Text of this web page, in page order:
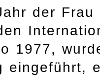
der
1977,
eingeführt,